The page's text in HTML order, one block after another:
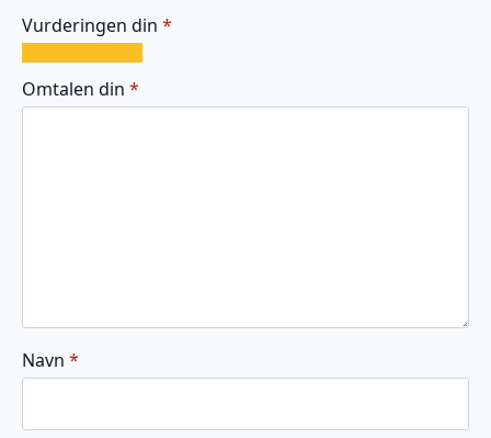
Vurderingen din *
av
5
av
5
av
5
av
5
av
5
Omtalen din *
Navn *